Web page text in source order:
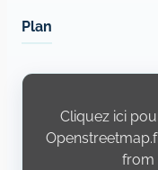
Plan
Display
Openstreetmap.fr
Cliquez ici
from